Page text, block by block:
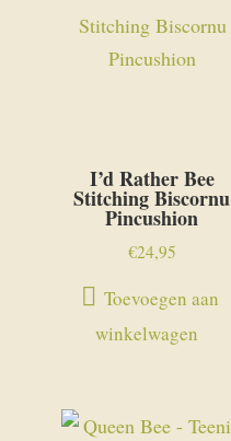
I’d Rather Bee
Stitching Biscornu
Pincushion
€24,95
Toevoegen aan
winkelwagen